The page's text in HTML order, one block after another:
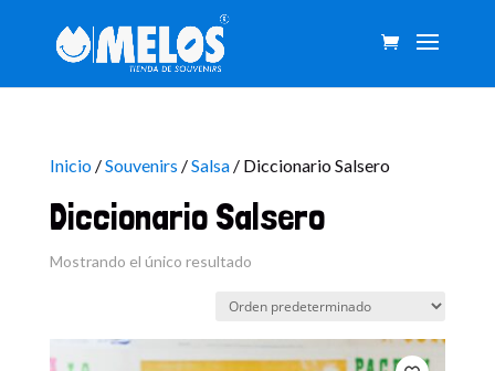
Inicio/Souvenirs /Salsa/ Diccionario Salsero
Diccionario Salsero
Mostrando el único resultado